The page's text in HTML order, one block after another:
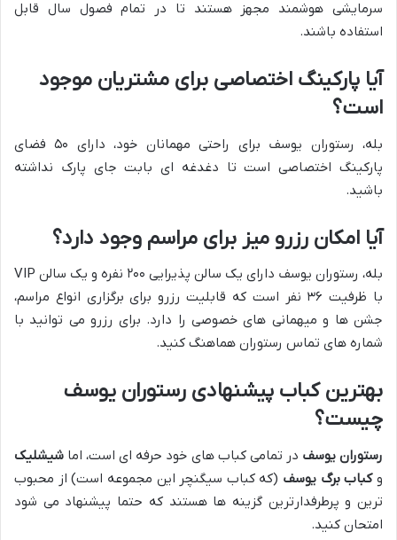
سرمایشی هوشمند مجهز هستند تا در تمام فصول سال قابل
استفاده باشند.
آیا پارکینگ اختصاصی برای مشتریان موجود
است؟
بله، رستوران یوسف برای راحتی مهمانان خود، دارای ۵۰ فضای
پارکینگ اختصاصی است تا دغدغه ای بابت جای پارک نداشته
باشید.
آیا امکان رزرو میز برای مراسم وجود دارد؟
بله، رستوران یوسف دارای یک سالن پذیرایی ۲۰۰ نفره و یک سالن VIP
با ظرفیت ۳۶ نفر است که قابلیت رزرو برای برگزاری انواع مراسم،
جشن ها و میهمانی های خصوصی را دارد. برای رزرو می توانید با
شماره های تماس رستوران هماهنگ کنید.
بهترین کباب پیشنهادی رستوران یوسف
چیست؟
رستوران یوسف در تمامی کباب های خود حرفه ای است، اما شیشلیک
وکباب برگ یوسف (که کباب سیگنچر این مجموعه است) از محبوب
ترین و پرطرفدارترین گزینه ها هستند که حتما پیشنهاد می شود
امتحان کنید.